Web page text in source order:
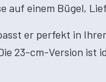
auf einem Bügel,
er perfekt in
23-cm-Version ist